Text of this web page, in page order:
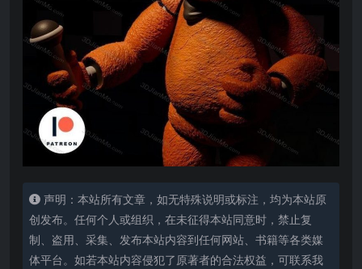
声明：本站所有文章，如无特殊说明或标注，均为本站原
创发布。任何个人或组织，在未征得本站同意时，禁止复
制、盗用、采集、发布本站内容到任何网站、书籍等各类媒
体平台。如若本站内容侵犯了原著者的合法权益，可联系我